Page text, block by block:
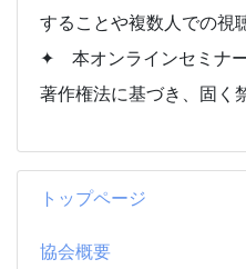
トップページ
協会概要
することや複数人での視
✦ 本オンラインセミナ
著作権法に基づき、固く